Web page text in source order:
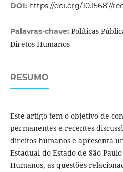
DOI: https://doi.org/10.15687/
Palavras-chave: Políticas
Diretos Humanos
RESUMO
Este artigo tem o objetivo de
permanentes e recentes
direitos humanos e apresenta
Estadual do Estado de São
Humanos, as questões